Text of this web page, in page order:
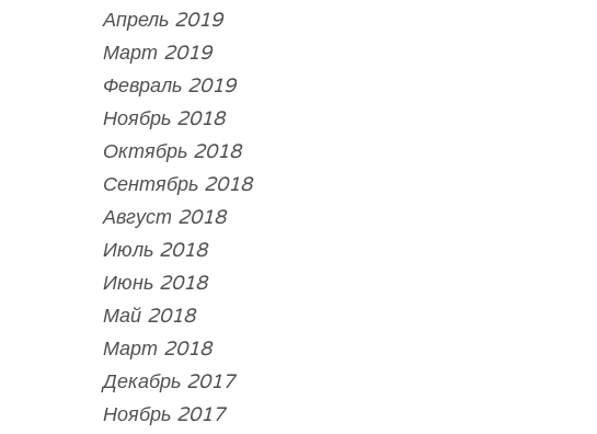
Апрель 2019
Март 2019
Февраль 2019
Ноябрь 2018
Октябрь 2018
Сентябрь 2018
Август 2018
Июль 2018
Июнь 2018
Май 2018
Март 2018
Декабрь 2017
Ноябрь 2017